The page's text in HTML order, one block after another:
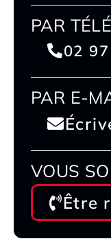
PAR
02
PAR E-
VOUS
Être